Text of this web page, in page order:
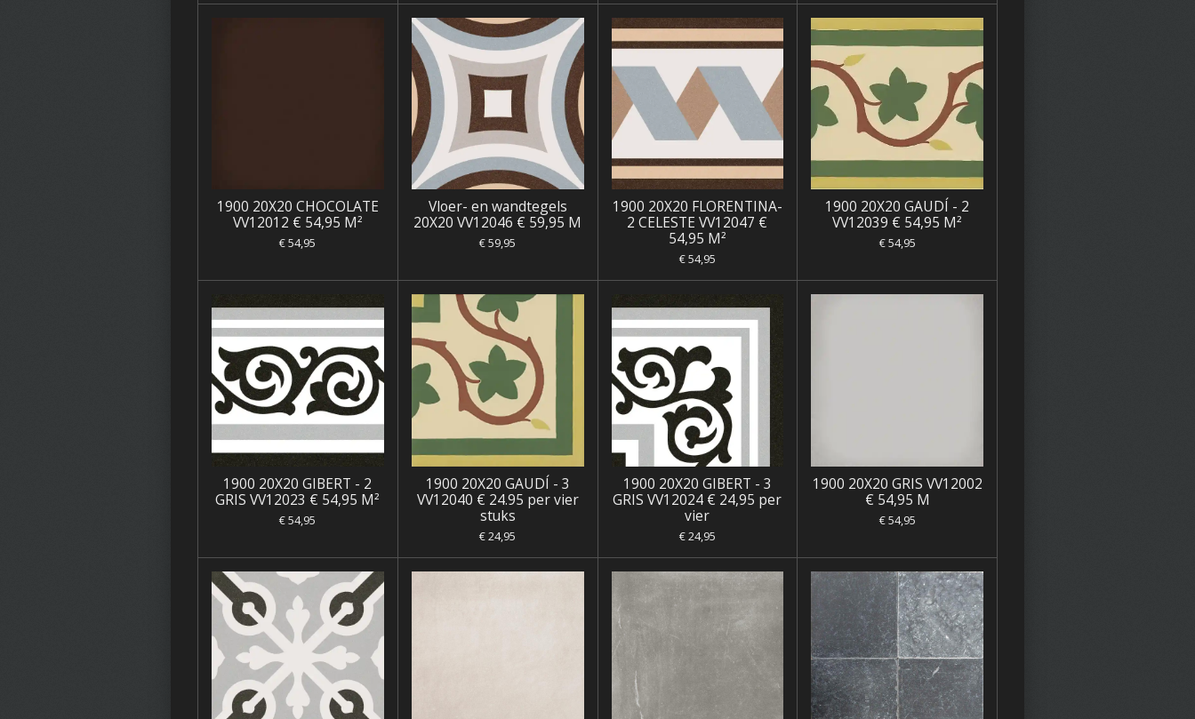
1900 20X20 CHOCOLATE
VV12012 € 54,95 M²
€ 54,95
Vloer- en wandtegels
20X20 VV12046 € 59,95 M
€ 59,95
1900 20X20 FLORENTINA-
2 CELESTE VV12047 €
54,95 M²
€ 54,95
1900 20X20 GAUDÍ - 2
VV12039 € 54,95 M²
€ 54,95
1900 20X20 GIBERT - 2
GRIS VV12023 € 54,95 M²
€ 54,95
1900 20X20 GAUDÍ - 3
VV12040 € 24.95 per vier
stuks
€ 24,95
1900 20X20 GIBERT - 3
GRIS VV12024 € 24,95 per
vier
€ 24,95
1900 20X20 GRIS VV12002
€ 54,95 M
€ 54,95